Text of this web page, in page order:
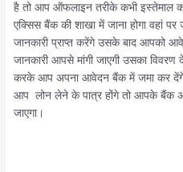
है तो आप ऑफलाइन तरीके कभी
एक्सिस बैंक की शाखा में जाना होगा वहां
जानकारी प्राप्त करेंगे उसके बाद आपको
जानकारी आपसे मांगी जाएगी उसका
करके आप अपना आवेदन बैंक में जमा कर देंगे
आप लोन लेने के पात्र होंगे तो आपके बैंक
जाएगा।